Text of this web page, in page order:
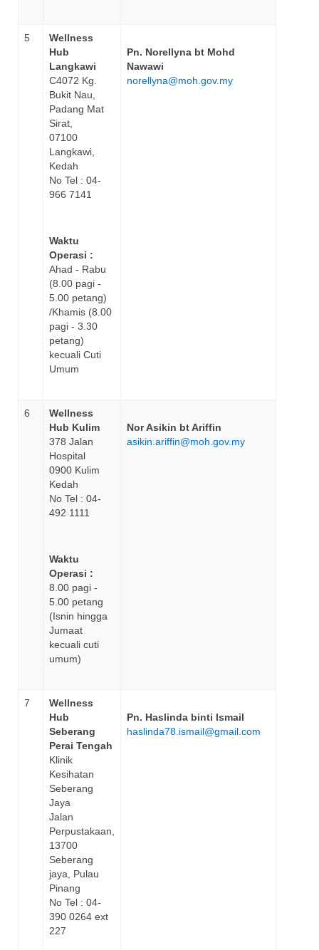
5
Wellness
Hub
Langkawi
C4072 Kg.
Bukit Nau,
Padang Mat
Sirat,
07100
Langkawi,
Kedah
No Tel : 04-
966 7141
Waktu
Operasi :
Ahad - Rabu
(8.00 pagi -
5.00 petang)
/Khamis (8.00
pagi - 3.30
petang)
kecuali Cuti
Umum
Pn. Norellyna bt Mohd
Nawawi
norellyna@moh.gov.my
6
Wellness
Hub Kulim
378 Jalan
Hospital
0900 Kulim
Kedah
No Tel : 04-
492 1111
Waktu
Operasi :
8.00 pagi -
5.00 petang
(Isnin hingga
Jumaat
kecuali cuti
umum)
Nor Asikin bt Ariffin
asikin.ariffin@moh.gov.my
7
Wellness
Hub
Seberang
Perai Tengah
Klinik
Kesihatan
Seberang
Jaya
Jalan
Perpustakaan,
13700
Seberang
jaya, Pulau
Pinang
No Tel : 04-
390 0264 ext
227
Pn. Haslinda binti Ismail
haslinda78.ismail@gmail.com